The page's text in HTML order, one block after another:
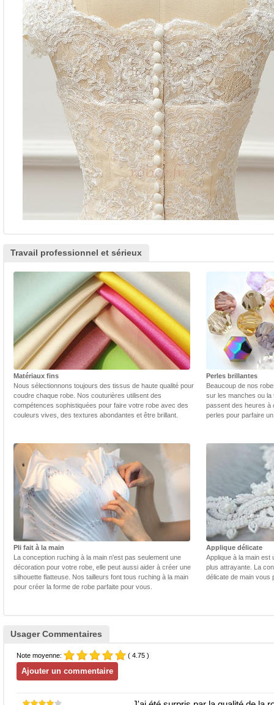
Travail professionnel et sérieux
Matériaux fins
Nous sélectionnons toujours des tissus de haute qualité pour
coudre chaque robe. Nos couturières utilisent des
compétences sophistiquées pour faire votre robe avec des
couleurs vives, des textures abondantes et être brillant.
Perles brillantes
Beaucoup de nos
sur les manches ou la
passent des heures à
perles pour parfaire
Pli fait à la main
La conception ruching à la main n'est pas seulement une
décoration pour votre robe, elle peut aussi aider à créer une
silhouette flatteuse. Nos tailleurs font tous ruching à la main
pour créer la forme de robe parfaite pour vous.
Applique délicate
Applique à la main est
plus attrayante. La
délicate de main vous
Usager Commentaires
Note moyenne: ( 4.75 )